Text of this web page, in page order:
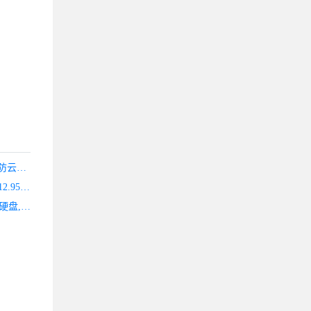
云基-专业提供海外服务器洛杉矶GIA线路，鲨鱼机房50G高防云服务器，均采用SSD，更有洛杉矶CN2独服
CloudCone：洛杉矶大硬盘VPS年付20美元起,常规KVM年付12.95美元起
spinservers：$109/月-2*E5-2650L v3 CPU,64G内存,1.6T SSD硬盘,10TB/10Gbps,圣何塞机房